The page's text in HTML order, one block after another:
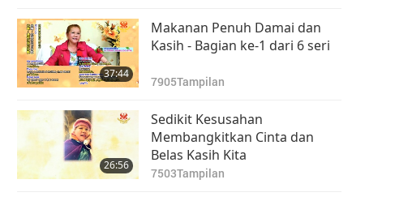
37:44
Makanan Penuh Damai dan
Kasih - Bagian ke-1 dari 6 seri
7905Tampilan
26:56
Sedikit Kesusahan
Membangkitkan Cinta dan
Belas Kasih Kita
7503Tampilan